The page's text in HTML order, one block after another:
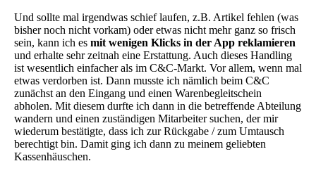
Und sollte mal irgendwas schief laufen, z.B. Artikel fehlen (was
bisher noch nicht vorkam) oder etwas nicht mehr ganz so frisch
sein, kann ich es mit wenigen Klicks in der App reklamieren
und erhalte sehr zeitnah eine Erstattung. Auch dieses Handling
ist wesentlich einfacher als im C&C-Markt. Vor allem, wenn mal
etwas verdorben ist. Dann musste ich nämlich beim C&C
zunächst an den Eingang und einen Warenbegleitschein
abholen. Mit diesem durfte ich dann in die betreffende Abteilung
wandern und einen zuständigen Mitarbeiter suchen, der mir
wiederum bestätigte, dass ich zur Rückgabe / zum Umtausch
berechtigt bin. Damit ging ich dann zu meinem geliebten
Kassenhäuschen.